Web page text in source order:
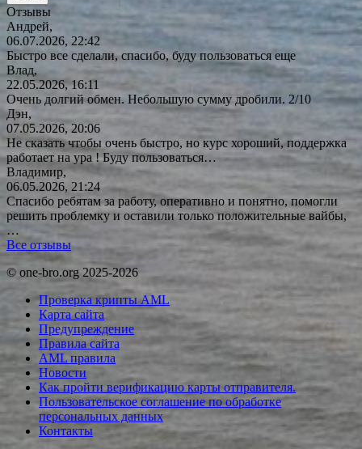
Отзывы
Андрей,
06.07.2026, 22:42
Быстро все сделали, спасибо, буду пользоваться еще
Влад,
22.05.2026, 16:11
Очень долгий обмен. Небольшую сумму дробили. 2/10
Дэн,
07.05.2026, 20:06
Не сказать чтобы очень быстро, но курс хороший, поддержка
работает на ура ! Будупользоваться…
Владимир,
06.05.2026, 21:24
Спасибо ребятам за работу, оперативно и понятно, помогли
решить проблемку и оставили только положительные вайбы,
…
Все отзывы
© one-bro.org 2025-2026
Проверка крипты AML
Карта сайта
Предупреждение
Правила сайта
AML правила
Новости
Как пройти верификацию карты отправителя.
Пользовательское соглашение по обработке
персональных данных
Контакты